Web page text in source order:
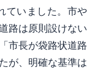
ていました。市や
路は原則設けない
市長が袋路状道路
が、明確な基準は